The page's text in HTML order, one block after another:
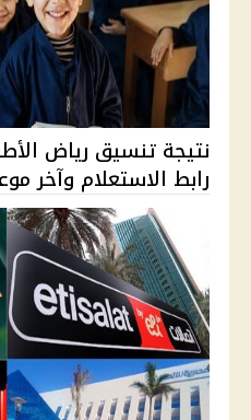
نتيجة تنسيق رياض
رابط الاستعلام وآخر